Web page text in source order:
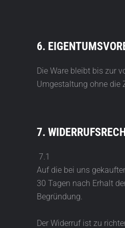
6.
Die Ware bleibt bis zur
Umgestaltung ohne die
7.
7.1
Auf die bei uns
30 Tagen nach Erhalt
Begründung.
Der Widerruf ist zu